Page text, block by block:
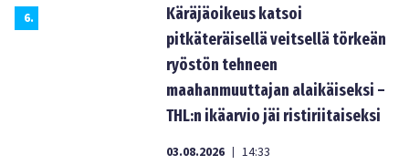
6.
Käräjäoikeus katsoi
pitkäteräisellä veitsellä törkeän
ryöstön tehneen
maahanmuuttajan alaikäiseksi –
THL:n ikäarvio jäi ristiriitaiseksi
03.08.2026 | 14:33